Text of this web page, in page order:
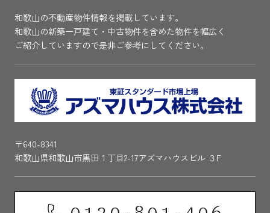
和歌山の不動産物件情報を掲載しています。
和歌山の新築一戸建て・中古物件を含めた物件を幅広く
ご紹介していますので是非ご参考にしてください。
〒640-8341
和歌山県和歌山市黒田１丁目2-17アズマハウスビル ３F